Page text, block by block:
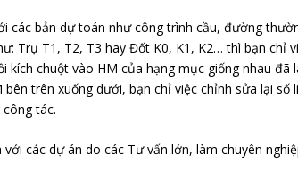
các bản dự toán như công trình cầu, đường
Trụ T1, T2, T3 hay Đốt K0, K1, K2… thì bạn chỉ
kích chuột vào HM của hạng mục giống nhau
bên trên xuống dưới, bạn chỉ việc chỉnh sửa lại
tác.
với các dự án do các Tư vấn lớn, làm chuyên